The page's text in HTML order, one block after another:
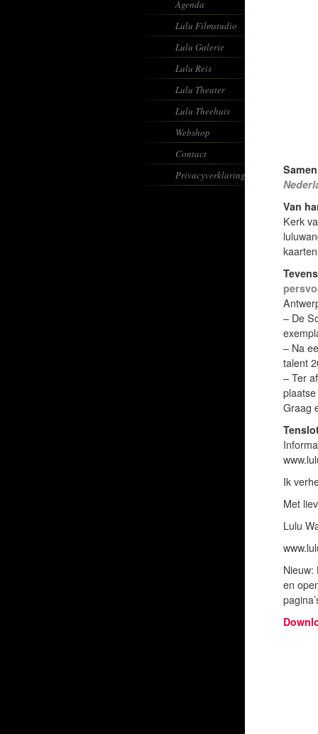
Agenda
Lulu Filmstudio
Lulu Galerie
Lulu Reis
Lulu Theater
Lulu Theehuis
Webshop
Contact
Privacyverklaring
Samen
Van
Kerk
Tevens
– De
– Na
talent
– Ter
Graag
Ik
Met
Lulu
Nieuw:
en